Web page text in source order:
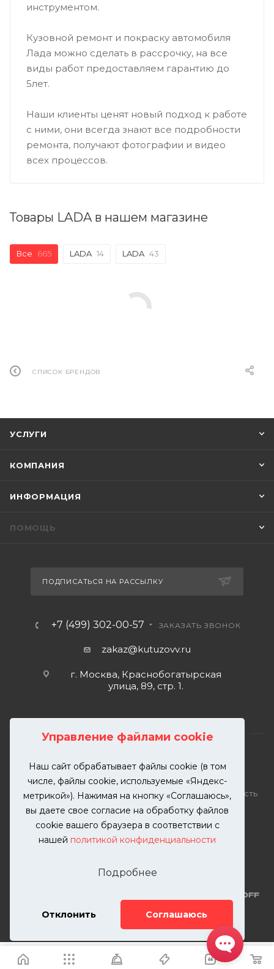
Управление файлами cookie
Наш сайт обрабатывает файлы cookie (в том
числе, файлы cookie, используемые «Яндекс-
метрикой»). Нажимая на кнопку «Соглашаюсь»,
вы даете свое согласие на обработку файлов
cookie вашего браузера в соответствии с
нашей политикой конфиденциальности
Подробнее
Отклонить Соглашаюсь
инструментом.
Кузовной ремонт и покраску автомобиля
Лада можно сделать в рассрочку, на все
виды работ предоставляем гарантию до
5лет.­
Наши клиенты ценят новый подход к работе
с ними, они всегда знают все подробности
ремонта, получают фотографии и видео
всех процессов.
Товары LADA в нашем магазине
Все 665 LADA 14 LADA 43
СПИСОК БРЕНДОВ
УСЛУГИ
КОМПАНИЯ
ИНФОРМАЦИЯ
ПОМОЩЬ
ПОДПИСАТЬСЯ НА РАССЫЛКУ
+7 (499) 302-00-57 ЗАКАЗАТЬ ЗВОНОК
zakaz@kutuzovv.ru
г. Москва, Краснобогатырская
улица, 89, стр. 1.
2026 © KUTUZOVV | Кузовной ремонт и покраска
автомобилей. Вся информация на сайте – собственность
ООО "КУТУЗОВВ"
Публикация информации с сайта KUTUZOVV.RU без
разрешения запрещена. Все права защищены.
Почта: zakaz@kutuzovv.ru